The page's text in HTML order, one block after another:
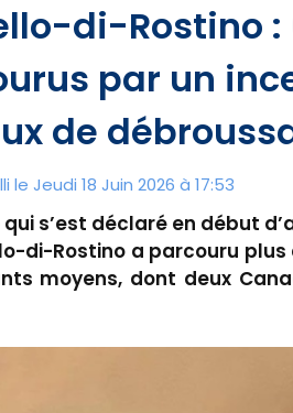
di-Rostino :
par un
de
le Jeudi 18 Juin 2026 à 17:53
qui s’est déclaré en début
di-Rostino a parcouru
moyens, dont deux